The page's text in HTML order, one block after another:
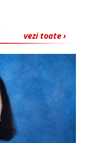
vezi toate ›